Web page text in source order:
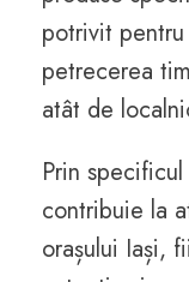
potrivit
petrecerea
atât de
Prin
contribuie la
orașului Iași,